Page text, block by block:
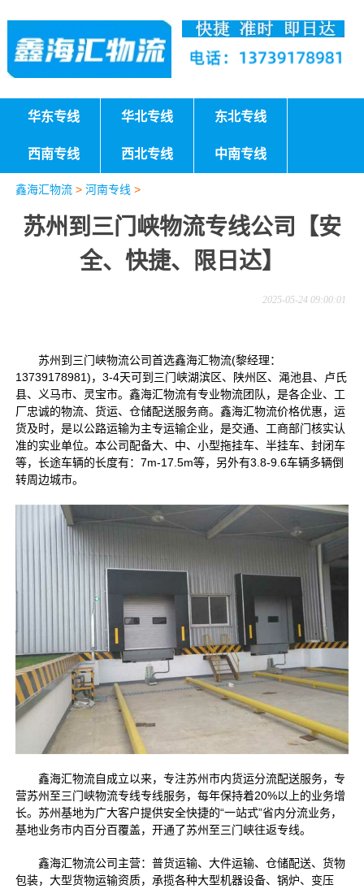
华东专线 华北专线 东北专线
西南专线 西北专线 中南专线
鑫海汇物流> 河南专线 >
苏州到三门峡物流专线公司【安
全、快捷、限日达】
2025-05-24 09:00:01
苏州到三门峡物流公司首选鑫海汇物流(黎经理：
13739178981)，3-4天可到三门峡湖滨区、陕州区、渑池县、卢氏
县、义马市、灵宝市。鑫海汇物流有专业物流团队，是各企业、工
厂忠诚的物流、货运、仓储配送服务商。鑫海汇物流价格优惠，运
货及时，是以公路运输为主专运输企业，是交通、工商部门核实认
准的实业单位。本公司配备大、中、小型拖挂车、半挂车、封闭车
等，长途车辆的长度有：7m-17.5m等，另外有3.8-9.6车辆多辆倒
转周边城市。
鑫海汇物流自成立以来，专注苏州市内货运分流配送服务，专
营苏州至三门峡物流专线专线服务，每年保持着20%以上的业务增
长。苏州基地为广大客户提供安全快捷的“一站式”省内分流业务，
基地业务市内百分百覆盖，开通了苏州至三门峡往返专线。
鑫海汇物流公司主营：普货运输、大件运输、仓储配送、货物
包装，大型货物运输资质，承揽各种大型机器设备、锅炉、变压